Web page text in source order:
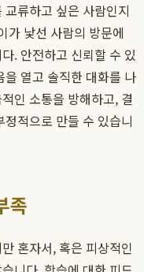
류하고 싶은 사람인지
가 낯선 사람의 방문에
. 안전하고 신뢰할 수 있
열고 솔직한 대화를 나
인 소통을 방해하고, 결
적으로 만들 수 있습니
족
혼자서, 혹은 피상적인